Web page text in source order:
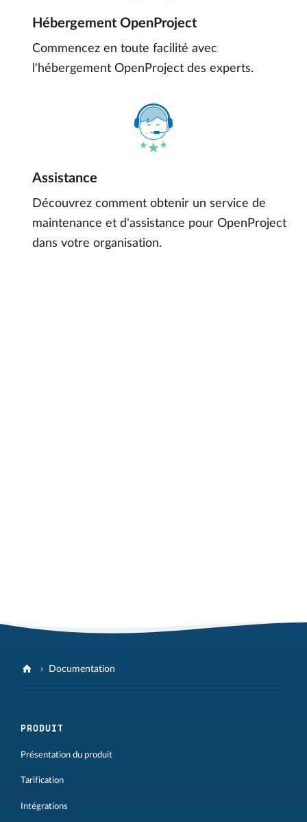
Hébergement OpenProject
Commencez en toute facilité avec
l'hébergement OpenProject des experts.
Assistance
Découvrez comment obtenir un service de
maintenance et d'assistance pour OpenProject
dans votre organisation.
Documentation
PRODUIT
Présentation du produit
Tarification
Intégrations